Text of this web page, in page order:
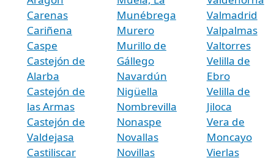
Carenas
Cariñena
Caspe
Castejón de
Alarba
Castejón de
las Armas
Castejón de
Valdejasa
Castiliscar
Munébrega
Murero
Murillo de
Gállego
Navardún
Nigüella
Nombrevilla
Nonaspe
Novallas
Novillas
Valmadrid
Valpalmas
Valtorres
Velilla de
Ebro
Velilla de
Jiloca
Vera de
Moncayo
Vierlas